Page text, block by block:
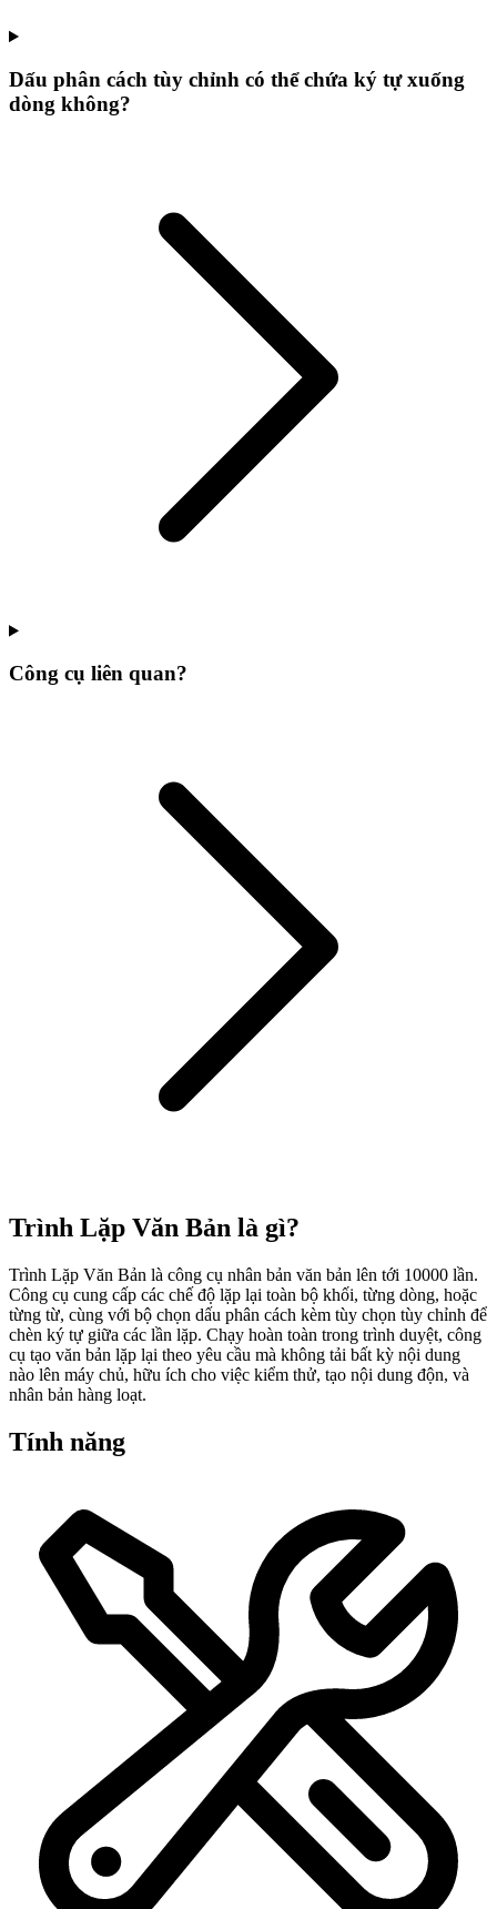
Dấu phân cách tùy chỉnh có thể chứa ký tự xuống
dòng không?
Công cụ liên quan?
Trình Lặp Văn Bản là gì?
Trình Lặp Văn Bản là công cụ nhân bản văn bản lên tới 10000 lần.
Công cụ cung cấp các chế độ lặp lại toàn bộ khối, từng dòng, hoặc
từng từ, cùng với bộ chọn dấu phân cách kèm tùy chọn tùy chỉnh để
chèn ký tự giữa các lần lặp. Chạy hoàn toàn trong trình duyệt, công
cụ tạo văn bản lặp lại theo yêu cầu mà không tải bất kỳ nội dung
nào lên máy chủ, hữu ích cho việc kiểm thử, tạo nội dung độn, và
nhân bản hàng loạt.
Tính năng